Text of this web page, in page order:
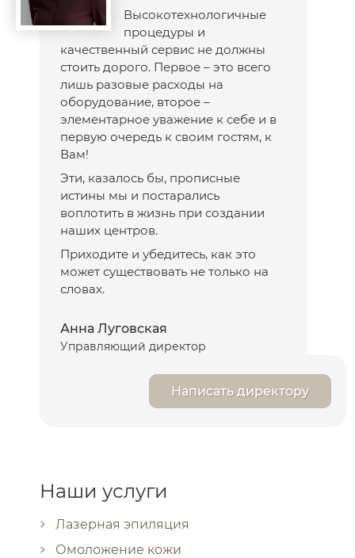
Высокотехнологичные
процедуры и
качественный сервис не должны
стоить дорого. Первое – это всего
лишь разовые расходы на
оборудование, второе –
элементарное уважение к себе и в
первую очередь к своим гостям, к
Вам!
Эти, казалось бы, прописные
истины мы и постарались
воплотить в жизнь при создании
наших центров.
Приходите и убедитесь, как это
может существовать не только на
словах.
Анна Луговская
Управляющий директор
Написать директору
Наши услуги
Лазерная эпиляция
Омоложение кожи